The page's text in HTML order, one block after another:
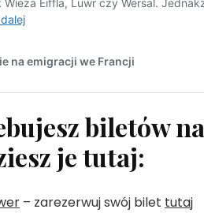
biletów
je tutaj:
– zarezerwuj swój bilet tutaj